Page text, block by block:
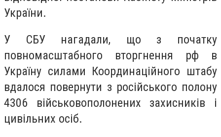
України.
У СБУ нагадали, що з початку
повномасштабного вторгнення рф в
Україну силами Координаційного штабу
вдалося повернути з російського полону
4306 військовополонених захисників і
цивільних осіб.